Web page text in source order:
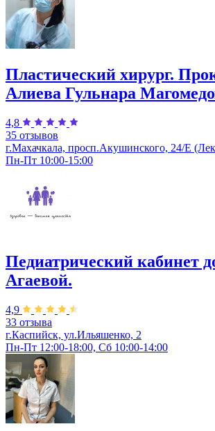
Пластический хирург.
Алиева Гульнара
4,8
35 отзывов
г.Махачкала, просп.Акушинского, 24/Е
Пн-Пт 10:00-15:00
Педиатрический кабинет
Агаевой.
4,9
33 отзыва
г.Каспийск, ул.​Ильяшенко, 2
Пн-Пт 12:00-18:00, Сб 10:00-14:00